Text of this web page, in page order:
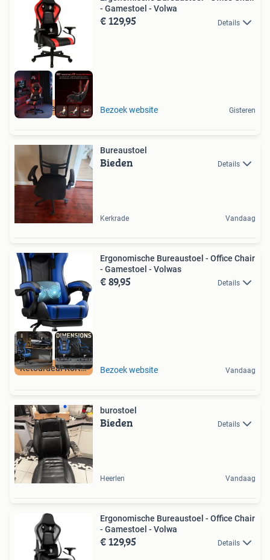
Retourdeal Korting
- Gamestoel - Volwa
€ 129,95 Details
Bezoek website Gisteren
Bureaustoel
Bieden Details
Kerkrade Vandaag
Retourdeal Korting
Ergonomische Bureaustoel - Office Chair
- Gamestoel - Volwas
€ 89,95 Details
Bezoek website Vandaag
burostoel
Bieden Details
Heerlen Vandaag
Ergonomische Bureaustoel - Office Chair
- Gamestoel - Volwa
€ 129,95 Details